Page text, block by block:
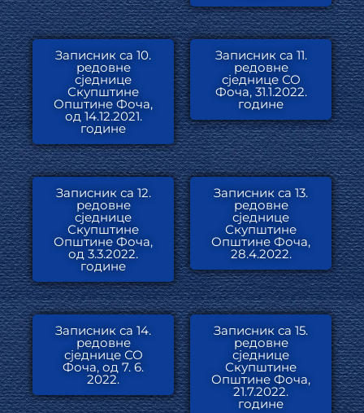
Записник са 10.
редовне
сједнице
Скупштине
Општине Фоча,
од 14.12.2021.
године
Записник са 11.
редовне
сједнице СО
Фоча, 31.1.2022.
године
Записник са 12.
редовне
сједнице
Скупштине
Општине Фоча,
од 3.3.2022.
године
Записник са 13.
редовне
сједнице
Скупштине
Општине Фоча,
28.4.2022.
Записник са 14.
редовне
сједнице СО
Фоча, од 7. 6.
2022.
Записник са 15.
редовне
сједнице
Скупштине
Општине Фоча,
21.7.2022.
године